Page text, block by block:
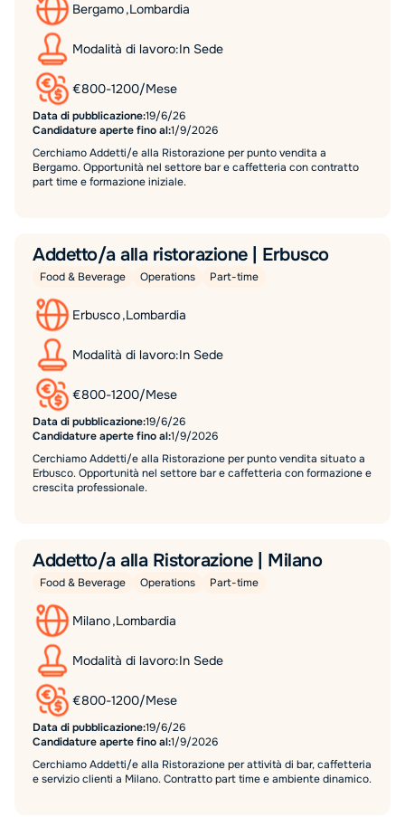
Bergamo,Lombardia
Modalità di lavoro:In Sede
€800-1200/Mese
Data di pubblicazione:19/6/26
Candidature aperte fino al:1/9/2026
Cerchiamo Addetti/e alla Ristorazione per punto vendita a
Bergamo. Opportunità nel settore bar e caffetteria con contratto
part time e formazione iniziale.
Addetto/a alla ristorazione | Erbusco
Food & Beverage Operations Part-time
Erbusco,Lombardia
Modalità di lavoro:In Sede
€800-1200/Mese
Data di pubblicazione:19/6/26
Candidature aperte fino al:1/9/2026
Cerchiamo Addetti/e alla Ristorazione per punto vendita situato a
Erbusco. Opportunità nel settore bar e caffetteria con formazione e
crescita professionale.
Addetto/a alla Ristorazione | Milano
Food & Beverage Operations Part-time
Milano,Lombardia
Modalità di lavoro:In Sede
€800-1200/Mese
Data di pubblicazione:19/6/26
Candidature aperte fino al:1/9/2026
Cerchiamo Addetti/e alla Ristorazione per attività di bar, caffetteria
e servizio clienti a Milano. Contratto part time e ambiente dinamico.